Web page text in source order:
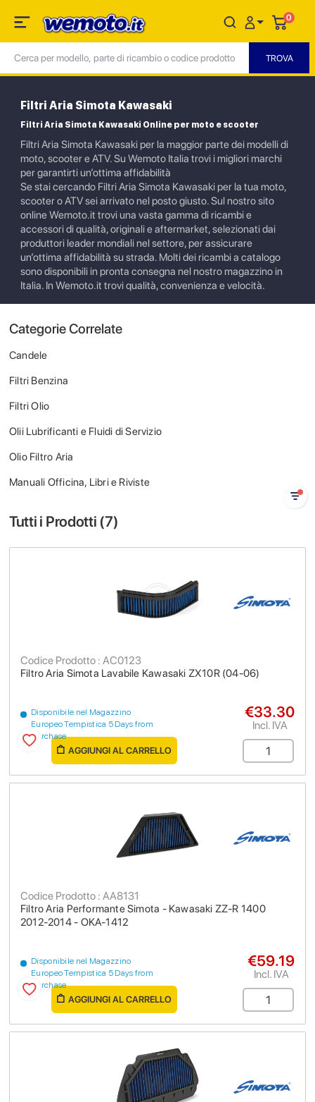
0
Filtri Aria Simota Kawasaki
Filtri Aria Simota Kawasaki Online per moto e scooter
Filtri Aria Simota Kawasaki per la maggior parte dei modelli di
moto, scooter e ATV. Su Wemoto Italia trovi i migliori marchi
per garantirti un’ottima affidabilità
Se stai cercando Filtri Aria Simota Kawasaki per la tua moto,
scooter o ATV sei arrivato nel posto giusto. Sul nostro sito
online Wemoto.it trovi una vasta gamma di ricambi e
accessori di qualità, originali e aftermarket, selezionati dai
produttori leader mondiali nel settore, per assicurare
un’ottima affidabilità su strada. Molti dei ricambi a catalogo
sono disponibili in pronta consegna nel nostro magazzino in
Italia. In Wemoto.it trovi qualità, convenienza e velocità.
Categorie Correlate
Candele
Filtri Benzina
Filtri Olio
Olii Lubrificanti e Fluidi di Servizio
Olio Filtro Aria
Manuali Officina, Libri e Riviste
Tutti i Prodotti (7)
Filtro Aria Simota Lavabile Kawasaki ZX10R (04-06)
Codice Prodotto : AC0123
Disponibile nel Magazzino
Europeo Tempistica 5 Days from
purchase
€33.30
Incl. IVA
AGGIUNGI AL CARRELLO
Filtro Aria Performante Simota - Kawasaki ZZ-R 1400
2012-2014 - OKA-1412
Codice Prodotto : AA8131
Disponibile nel Magazzino
Europeo Tempistica 5 Days from
purchase
€59.19
Incl. IVA
AGGIUNGI AL CARRELLO